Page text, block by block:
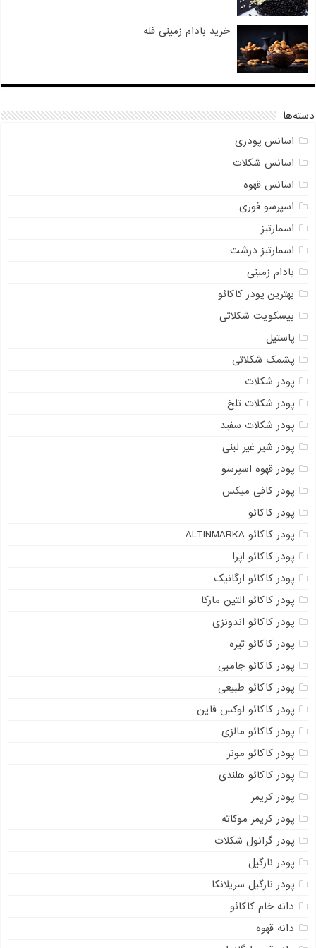
خرید بادام زمینی فله
دسته‌ها
اسانس پودری
اسانس شکلات
اسانس قهوه
اسپرسو فوری
اسمارتیز
اسمارتیز درشت
بادام زمینی
بهترین پودر کاکائو
بیسکویت شکلاتی
پاستیل
پشمک شکلاتی
پودر شکلات
پودر شکلات تلخ
پودر شکلات سفید
پودر شیر غیر لبنی
پودر قهوه اسپرسو
پودر کافی میکس
پودر کاکائو
پودر کاکائو ALTINMARKA
پودر کاکائو اپرا
پودر کاکائو ارگانیک
پودر کاکائو التین مارکا
پودر کاکائو اندونزی
پودر کاکائو تیره
پودر کاکائو جامبی
پودر کاکائو طبیعی
پودر کاکائو لوکس فاین
پودر کاکائو مالزی
پودر کاکائو مونر
پودر کاکائو هلندی
پودر کریمر
پودر کریمر موکاته
پودر گرانول شکلات
پودر نارگیل
پودر نارگیل سریلانکا
دانه خام کاکائو
دانه قهوه